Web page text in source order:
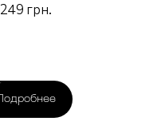
249 грн.
Подробнее